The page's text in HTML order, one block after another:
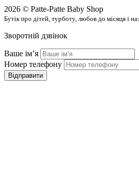
2026 © Patte-Patte Baby Shop
Бутік про дітей, турботу, любов до місяця і
Зворотній дзвінок
Ваше імʼя
Номер телефону
Відправити